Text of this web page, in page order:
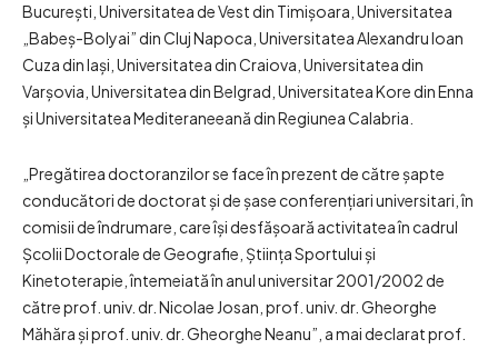
București, Universitatea de Vest din Timișoara, Universitatea
„Babeș-Bolyai” din Cluj Napoca, Universitatea Alexandru Ioan
Cuza din Iași, Universitatea din Craiova, Universitatea din
Varșovia, Universitatea din Belgrad, Universitatea Kore din Enna
și Universitatea Mediteraneeană din Regiunea Calabria.
„Pregătirea doctoranzilor se face în prezent de către șapte
conducători de doctorat și de șase conferențiari universitari, în
comisii de îndrumare, care își desfășoară activitatea în cadrul
Școlii Doctorale de Geografie, Știința Sportului și
Kinetoterapie, întemeiată în anul universitar 2001/2002 de
către prof. univ. dr. Nicolae Josan, prof. univ. dr. Gheorghe
Măhăra și prof. univ. dr. Gheorghe Neanu”, a mai declarat prof.